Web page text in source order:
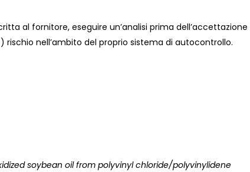
al fornitore, eseguire un’analisi prima dell’accettazione
nell’ambito del proprio sistema di autocontrollo.
soybean oil from polyvinyl chloride/polyvinylidene